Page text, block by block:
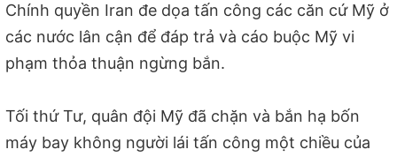
Chính quyền Iran đe dọa tấn công các căn cứ Mỹ ở
các nước lân cận để đáp trả và cáo buộc Mỹ vi
phạm thỏa thuận ngừng bắn.
Tối thứ Tư, quân đội Mỹ đã chặn và bắn hạ bốn
máy bay không người lái tấn công một chiều của